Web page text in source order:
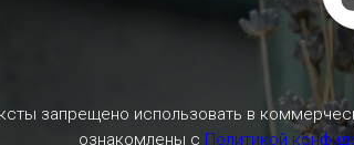
запрещено использовать в
ознакомлены с Политикой